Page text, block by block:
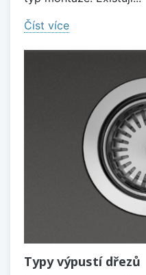
Číst více
Typy výpustí dřezů